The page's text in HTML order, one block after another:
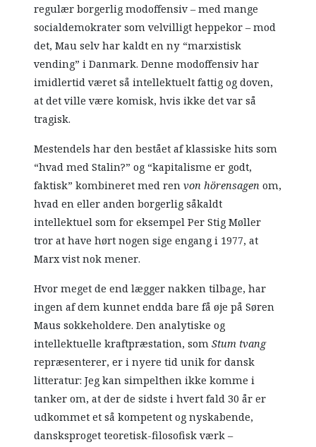
regulær borgerlig modoffensiv – med mange
socialdemokrater som velvilligt heppekor – mod
det, Mau selv har kaldt en ny “marxistisk
vending” i Danmark. Denne modoffensiv har
imidlertid været så intellektuelt fattig og doven,
at det ville være komisk, hvis ikke det var så
tragisk.
Mestendels har den bestået af klassiske hits som
“hvad med Stalin?” og “kapitalisme er godt,
faktisk” kombineret med renvon hörensagenom,
hvad en eller anden borgerlig såkaldt
intellektuel som for eksempel Per Stig Møller
tror at have hørt nogen sige engang i 1977, at
Marx vist nok mener.
Hvor meget de end lægger nakken tilbage, har
ingen af dem kunnet endda bare få øje på Søren
Maus sokkeholdere. Den analytiske og
intellektuelle kraftpræstation, somStum tvang
repræsenterer, er i nyere tid unik for dansk
litteratur: Jeg kan simpelthen ikke komme i
tanker om, at der de sidste i hvert fald 30 år er
udkommet et så kompetent og nyskabende,
dansksproget teoretisk-filosofisk værk –